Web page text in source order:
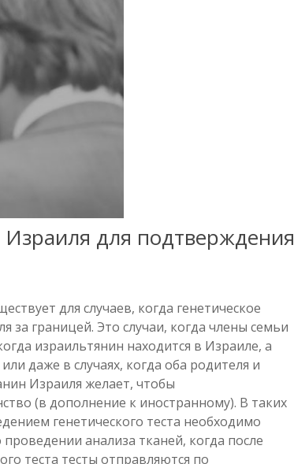
для подтверждения
для случаев, когда генетическое
за границей. Это случаи, когда члены семьи
израильтянин находится в Израиле, а
даже в случаях, когда оба родителя и
Израиля желает, чтобы
(в дополнение к иностранному). В таких
генетического теста необходимо
анализа тканей, когда после
теста тесты отправляются по